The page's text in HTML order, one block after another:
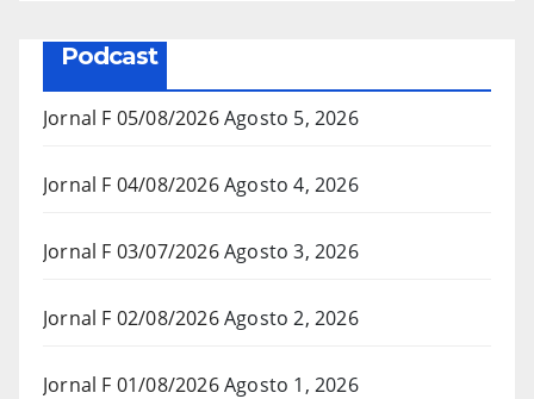
Podcast
Jornal F 05/08/2026Agosto 5, 2026
Jornal F 04/08/2026Agosto 4, 2026
Jornal F 03/07/2026Agosto 3, 2026
Jornal F 02/08/2026Agosto 2, 2026
Jornal F 01/08/2026Agosto 1, 2026